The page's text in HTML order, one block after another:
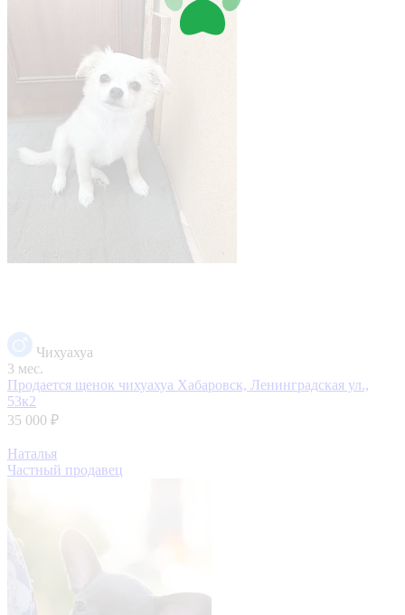
Чихуахуа
3 мес.
Продается щенок чихуахуа Хабаровск, Ленинградская ул.,
53к2
35 000 ₽
Наталья
Частный продавец